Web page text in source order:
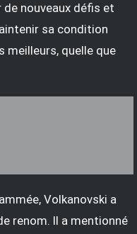
nouveaux défis et
sa condition
meilleurs, quelle que
Volkanovski a
renom. Il a mentionné